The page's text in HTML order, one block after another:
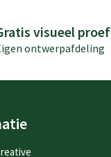
visueel proef
ontwerpafdeling